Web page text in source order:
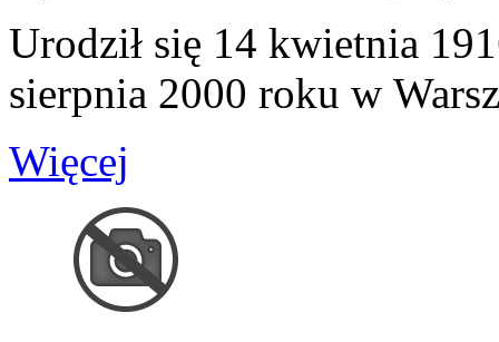
Urodził się 14 kwietnia
sierpnia 2000 roku w
Więcej